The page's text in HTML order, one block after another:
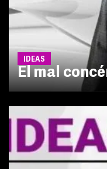
IDEAS
El mal